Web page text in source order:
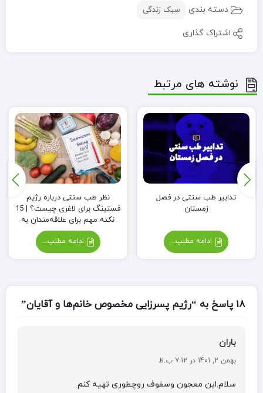
دسته بندی سبک زندگی
اشتراک گذاری
نوشته های مرتبط
تدابیر طب سنتی در فصل
زمستان
ادامه مطلب...
نظر طب سنتی درباره رژیم
فستینگ برای لاغری چیست؟ | 15
نکته مهم برای علاقه‌مندان به
کاهش وزن
ادامه مطلب...
18 پاسخ به “رژیم پسرزایی مخصوص خانم‌ها و آقایان”
باران
بهمن 2, 1401 در 7:12 ب.ظ
سلام.این معجون وسفوف روچطوری تهیه کنم